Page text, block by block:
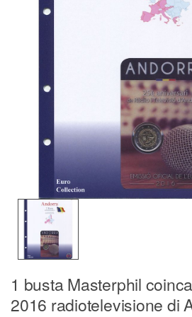
1 busta Masterphil
2016 radiotelevisione di